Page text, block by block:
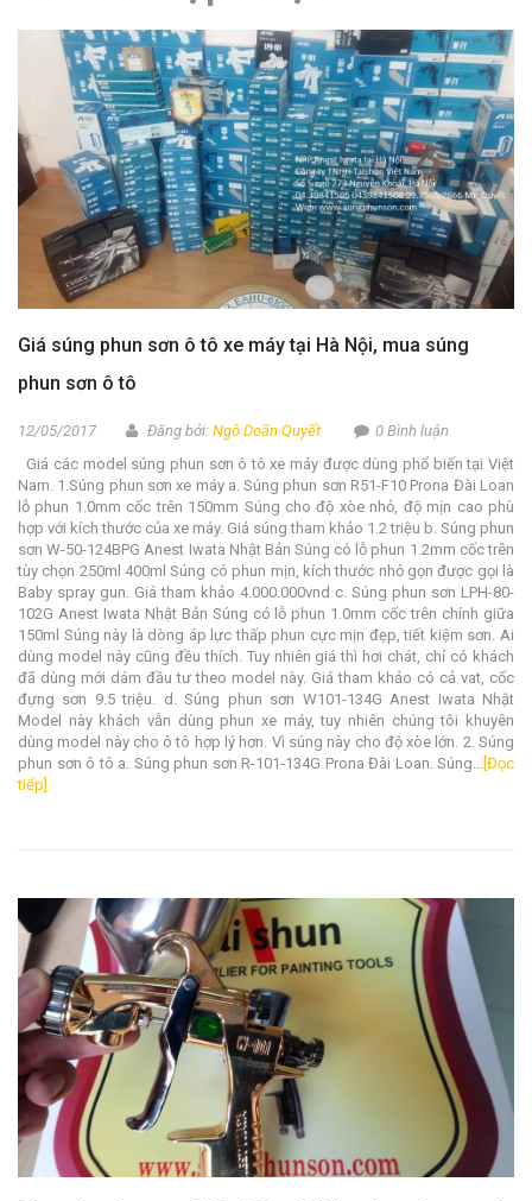
Giá súng phun sơn ô tô xe máy tại Hà Nội, mua súng
phun sơn ô tô
12/05/2017 Đăng bởi: Ngô Doãn Quyết
0 Bình luận
Giá các model súng phun sơn ô tô xe máy được dùng phổ biến tại Việt
Nam. 1.Súng phun sơn xe máy a. Súng phun sơn R51-F10 Prona Đài Loan
lỗ phun 1.0mm cốc trên 150mm Súng cho độ xòe nhỏ, độ mịn cao phù
hợp với kích thước của xe máy. Giá súng tham khảo 1.2 triệu b. Súng phun
sơn W-50-124BPG Anest Iwata Nhật Bản Súng có lỗ phun 1.2mm cốc trên
tùy chọn 250ml 400ml Súng có phun mịn, kích thước nhỏ gọn được gọi là
Baby spray gun. Giá tham khảo 4.000.000vnd c. Súng phun sơn LPH-80-
102G Anest Iwata Nhật Bản Súng có lỗ phun 1.0mm cốc trên chính giữa
150ml Súng này là dòng áp lực thấp phun cực mịn đẹp, tiết kiệm sơn. Ai
dùng model này cũng đều thích. Tuy nhiên giá thì hơi chát, chỉ có khách
đã dùng mới dám đầu tư theo model này. Giá tham khảo có cả vat, cốc
đựng sơn 9.5 triệu. d. Súng phun sơn W101-134G Anest Iwata Nhật
Model này khách vẫn dùng phun xe máy, tuy nhiên chúng tôi khuyên
dùng model này cho ô tô hợp lý hơn. Vì súng này cho độ xòe lớn. 2. Súng
phun sơn ô tô a. Súng phun sơn R-101-134G Prona Đài Loan. Súng... [Đọc
tiếp]